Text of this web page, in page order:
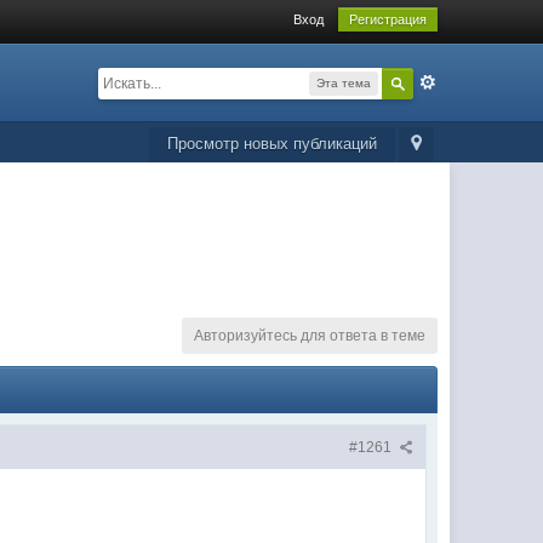
Вход Регистрация
Эта тема
Просмотр новых публикаций
Авторизуйтесь для ответа в теме
#1261